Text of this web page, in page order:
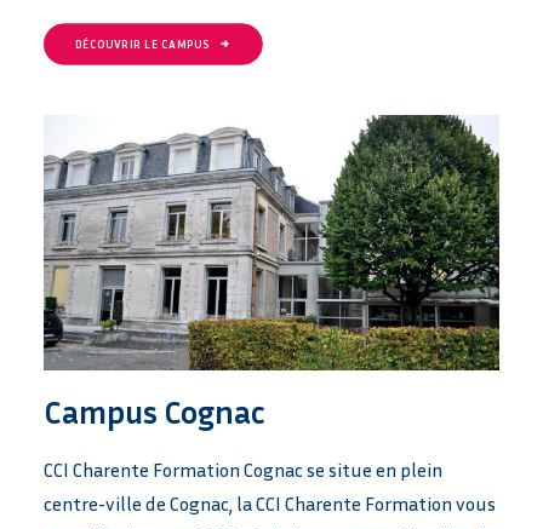
DÉCOUVRIR LE CAMPUS
Campus Cognac
CCI Charente Formation Cognac se situe en plein
centre-ville de Cognac, la CCI Charente Formation vous